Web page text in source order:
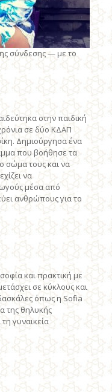
σύνδεσης — με το
στην παιδική
σε δύο ΚΔΑΠ
Δημιούργησα ένα
που βοήθησε τα
σώμα τους και να
να
μέσα από
ανθρώπους για το
και πρακτική με
σε κύκλους και
δασκάλες όπως η Sofia
της θηλυκής
γυναικεία